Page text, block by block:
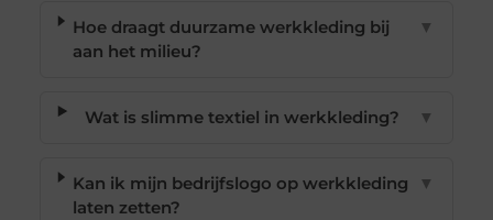
Hoe draagt duurzame werkkleding bij
aan het milieu?
▼
Wat is slimme textiel in werkkleding? ▼
Kan ik mijn bedrijfslogo op werkkleding
laten zetten?
▼